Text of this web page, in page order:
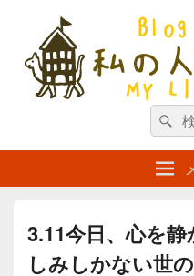
私の人生、私の
検
索
対
象:
検
索
3.11今日、心を
しみしかない世